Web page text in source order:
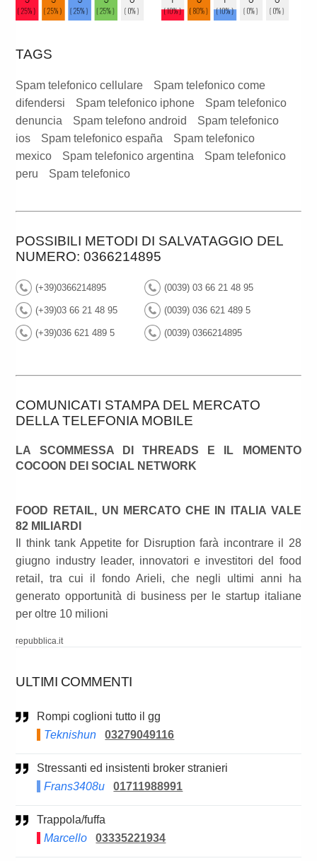
TAGS
Spam telefonico cellulare
Spam telefonico come
difendersi
Spam telefonico iphone
Spam telefonico
denuncia
Spam telefono android
Spam telefonico
ios
Spam telefonico españa
Spam telefonico
mexico
Spam telefonico argentina
Spam telefonico
peru
Spam telefonico
POSSIBILI METODI DI SALVATAGGIO DEL
NUMERO: 0366214895
(+39)0366214895 (0039) 03 66 21 48 95
(+39)03 66 21 48 95 (0039) 036 621 489 5
(+39)036 621 489 5 (0039) 0366214895
COMUNICATI STAMPA DEL MERCATO
DELLA TELEFONIA MOBILE
LA SCOMMESSA DI THREADS E IL MOMENTO
COCOON DEI SOCIAL NETWORK
FOOD RETAIL, UN MERCATO CHE IN ITALIA VALE
82 MILIARDI
Il think tank Appetite for Disruption farà incontrare il 28
giugno industry leader, innovatori e investitori del food
retail, tra cui il fondo Arieli, che negli ultimi anni ha
generato opportunità di business per le startup italiane
per oltre 10 milioni
repubblica.it
ULTIMI COMMENTI
Rompi coglioni tutto il gg
Teknishun
03279049116
Stressanti ed insistenti broker stranieri
Frans3408u
01711988991
Trappola/fuffa
Marcello
03335221934